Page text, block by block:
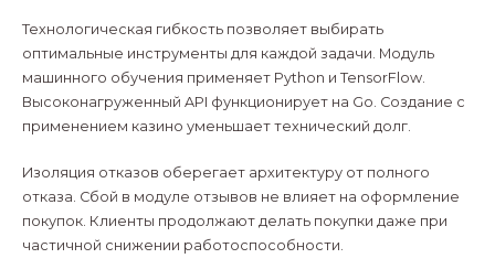
Технологическая гибкость позволяет выбирать
оптимальные инструменты для каждой задачи. Модуль
машинного обучения применяет Python и TensorFlow.
Высоконагруженный API функционирует на Go. Создание с
применением казино уменьшает технический долг.
Изоляция отказов оберегает архитектуру от полного
отказа. Сбой в модуле отзывов не влияет на оформление
покупок. Клиенты продолжают делать покупки даже при
частичной снижении работоспособности.